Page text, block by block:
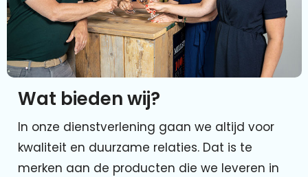
Wat bieden wij?
In onze dienstverlening gaan we altijd voor
kwaliteit en duurzame relaties. Dat is te
merken aan de producten die we leveren in